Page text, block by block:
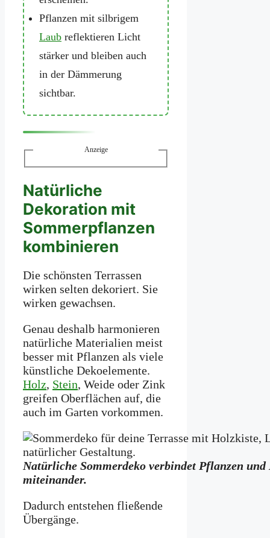
Pflanzen mit silbrigem
Laub reflektieren Licht
stärker und bleiben auch
in der Dämmerung
sichtbar.
Anzeige
Natürliche
Dekoration mit
Sommerpflanzen
kombinieren
Die schönsten Terrassen
wirken selten dekoriert. Sie
wirken gewachsen.
Genau deshalb harmonieren
natürliche Materialien meist
besser mit Pflanzen als viele
künstliche Dekoelemente.
Holz, Stein, Weide oder Zink
greifen Oberflächen auf, die
auch im Garten vorkommen.
Natürliche Sommerdeko verbindet Pflanzen
miteinander.
Dadurch entstehen fließende
Übergänge.